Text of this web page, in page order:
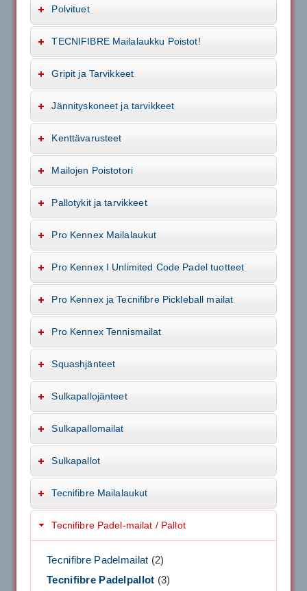
Polvituet
TECNIFIBRE Mailalaukku Poistot!
Gripit ja Tarvikkeet
Jännityskoneet ja tarvikkeet
Kenttävarusteet
Mailojen Poistotori
Pallotykit ja tarvikkeet
Pro Kennex Mailalaukut
Pro Kennex I Unlimited Code Padel tuotteet
Pro Kennex ja Tecnifibre Pickleball mailat
Pro Kennex Tennismailat
Squashjänteet
Sulkapallojänteet
Sulkapallomailat
Sulkapallot
Tecnifibre Mailalaukut
Tecnifibre Padel-mailat / Pallot
Tecnifibre Padelmailat (2)
Tecnifibre Padelpallot (3)